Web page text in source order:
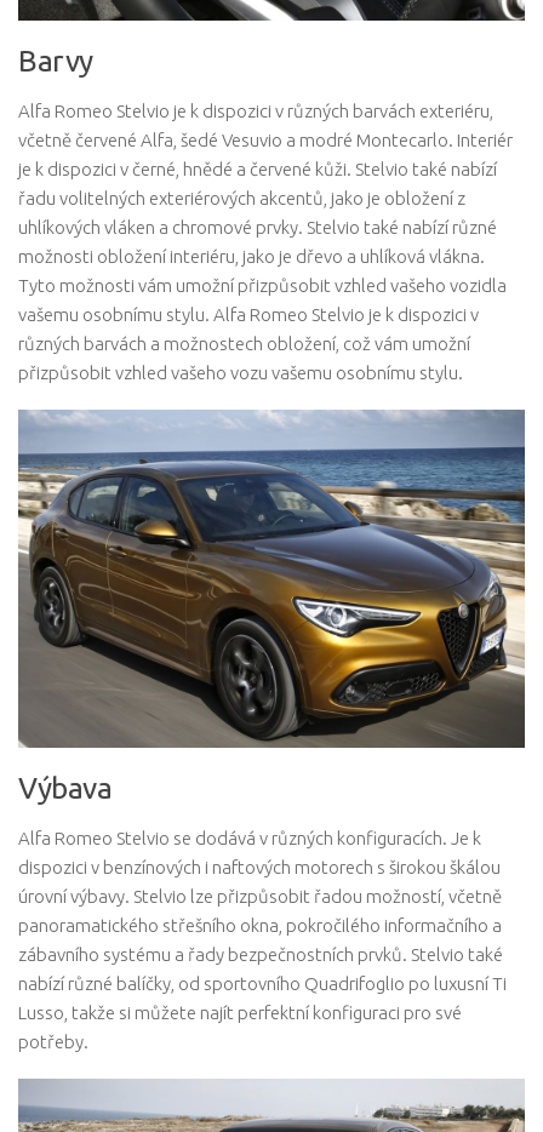
Barvy
Alfa Romeo Stelvio je k dispozici v různých barvách exteriéru,
včetně červené Alfa, šedé Vesuvio a modré Montecarlo. Interiér
je k dispozici v černé, hnědé a červené kůži. Stelvio také nabízí
řadu volitelných exteriérových akcentů, jako je obložení z
uhlíkových vláken a chromové prvky. Stelvio také nabízí různé
možnosti obložení interiéru, jako je dřevo a uhlíková vlákna.
Tyto možnosti vám umožní přizpůsobit vzhled vašeho vozidla
vašemu osobnímu stylu. Alfa Romeo Stelvio je k dispozici v
různých barvách a možnostech obložení, což vám umožní
přizpůsobit vzhled vašeho vozu vašemu osobnímu stylu.
Výbava
Alfa Romeo Stelvio se dodává v různých konfiguracích. Je k
dispozici v benzínových i naftových motorech s širokou škálou
úrovní výbavy. Stelvio lze přizpůsobit řadou možností, včetně
panoramatického střešního okna, pokročilého informačního a
zábavního systému a řady bezpečnostních prvků. Stelvio také
nabízí různé balíčky, od sportovního Quadrifoglio po luxusní Ti
Lusso, takže si můžete najít perfektní konfiguraci pro své
potřeby.